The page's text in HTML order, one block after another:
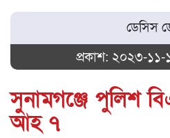
ডেসিস
প্রকাশ: ২০২৩-
সুনামগঞ্জে পুলিশ
আহ ৭